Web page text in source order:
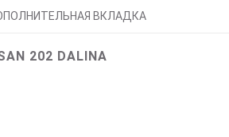
ВКЛАДКА
202 DALINA